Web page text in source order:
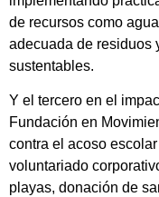
de recursos como
adecuada de residuos
sustentables.
Y el tercero en el
Fundación en
contra el acoso
voluntariado
playas, donación de